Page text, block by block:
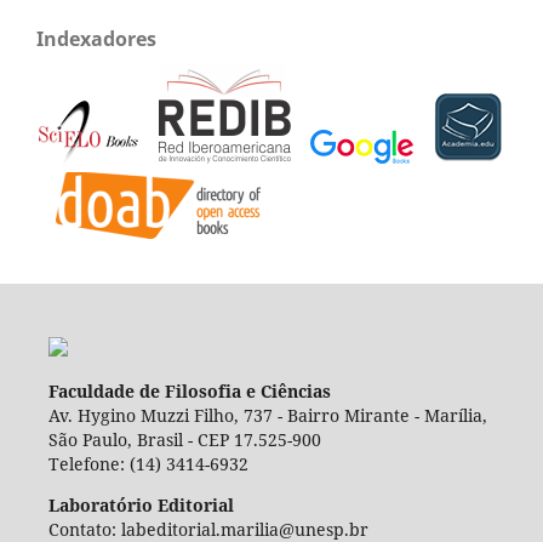
Indexadores
Faculdade de Filosofia e Ciências
Av. Hygino Muzzi Filho, 737 - Bairro Mirante - Marília,
São Paulo, Brasil - CEP 17.525-900
Telefone: (14) 3414-6932
Laboratório Editorial
Contato: labeditorial.marilia@unesp.br